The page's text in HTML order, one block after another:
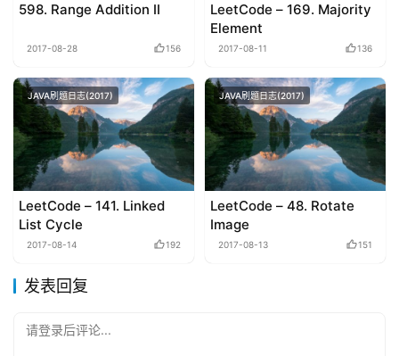
598. Range Addition II
2017-08-28 156
LeetCode – 169. Majority
Element
2017-08-11 136
JAVA刷题日志(2017)
LeetCode – 141. Linked
List Cycle
2017-08-14 192
JAVA刷题日志(2017)
LeetCode – 48. Rotate
Image
2017-08-13 151
发表回复
请登录后评论...